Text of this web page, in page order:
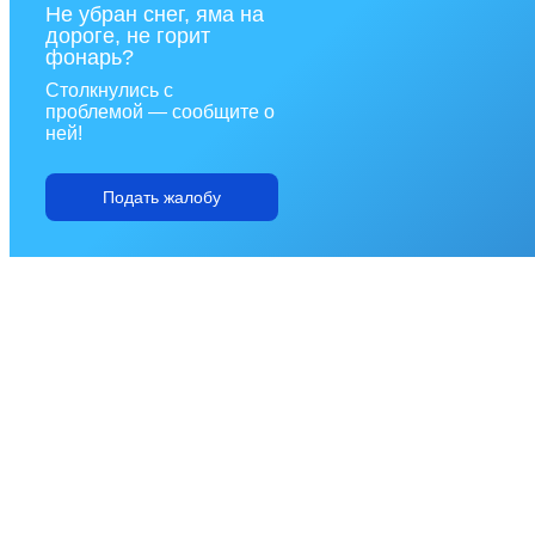
Не убран снег, яма на
дороге, не горит
фонарь?
Столкнулись с
проблемой — сообщите о
ней!
Подать жалобу